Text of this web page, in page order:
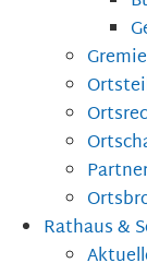
Rathaus &